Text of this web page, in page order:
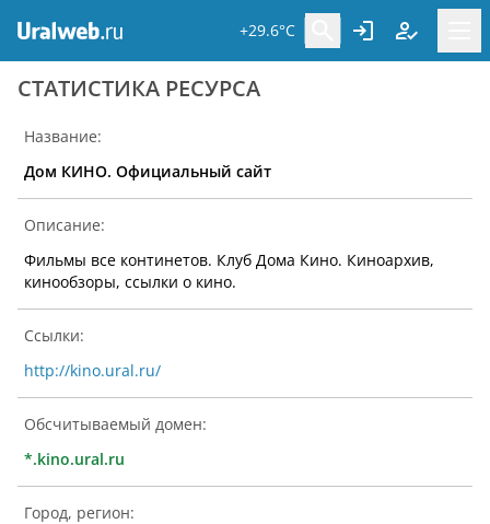
+29.6°C
CТАТИСТИКА РЕСУРСА
Название:
Дом КИНО. Официальный сайт
Описание:
Фильмы все континетов. Клуб Дома Кино. Киноархив,
кинообзоры, ссылки о кино.
Ссылки:
http://kino.ural.ru/
Обсчитываемый домен:
*.kino.ural.ru
Город, регион: